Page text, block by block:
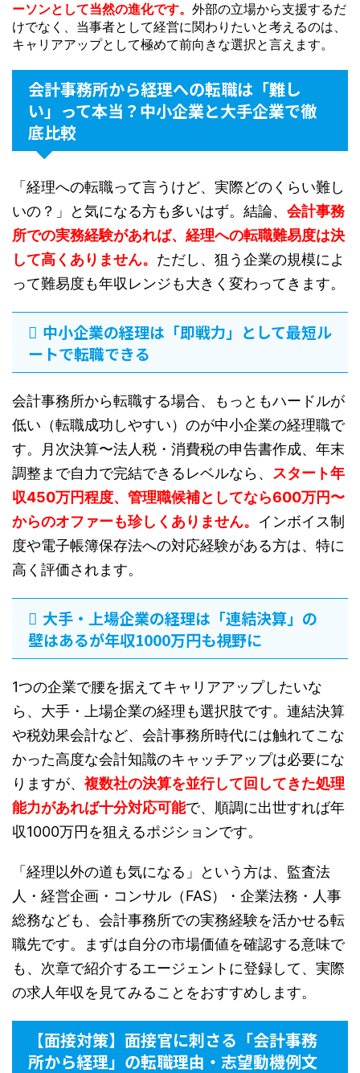
ーソンとして当然の進化です。 外部の立場から支援するだ
けでなく、当事者として経営に関わりたいと考えるのは、
キャリアアップとして極めて前向きな選択と言えます。
会計事務所から経理への転職は「難し
い」って本当？中小企業と大手企業で徹
底比較
「経理への転職って言うけど、実際どのくらい難し
いの？」と気になる方も多いはず。結論、 会計事務
所での実務経験があれば、経理への転職難易度は決
して高くありません。 ただし、狙う企業の規模によ
って難易度も年収レンジも大きく変わってきます。
中小企業の経理は「即戦力」として最短ル
ートで転職できる
会計事務所から転職する場合、もっともハードルが
低い（転職成功しやすい）のが中小企業の経理職で
す。月次決算〜法人税・消費税の申告書作成、年末
調整まで自力で完結できるレベルなら、 スタート年
収450万円程度、管理職候補としてなら600万円〜
からのオファーも珍しくありません。 インボイス制
度や電子帳簿保存法への対応経験がある方は、特に
高く評価されます。
大手・上場企業の経理は「連結決算」の
壁はあるが年収1000万円も視野に
1つの企業で腰を据えてキャリアアップしたいな
ら、大手・上場企業の経理も選択肢です。連結決算
や税効果会計など、会計事務所時代には触れてこな
かった高度な会計知識のキャッチアップは必要にな
りますが、 複数社の決算を並行して回してきた処理
能力があれば十分対応可能で、順調に出世すれば年
収1000万円を狙えるポジションです。
「経理以外の道も気になる」という方は、監査法
人・経営企画・コンサル（FAS）・企業法務・人事
総務なども、会計事務所での実務経験を活かせる転
職先です。まずは自分の市場価値を確認する意味で
も、次章で紹介するエージェントに登録して、実際
の求人年収を見てみることをおすすめします。
【面接対策】面接官に刺さる「会計事務
所から経理」の転職理由・志望動機例文